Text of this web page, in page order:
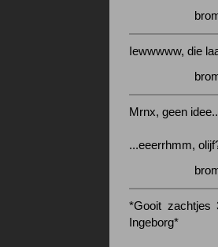
Iewwwww, die
Mrnx, geen
...eeerrhmm,
*Gooit zachtjes
Ingeborg*